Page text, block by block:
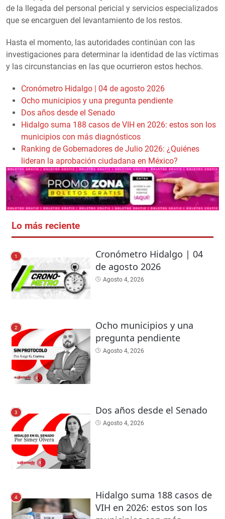
de la llegada del personal pericial y servicios especializados
que se encarguen del levantamiento de los restos.
Hasta el momento, las autoridades continúan con las
investigaciones para determinar la identidad de las víctimas
y las circunstancias en las que ocurrieron estos hechos.
Cronómetro Hidalgo | 04 de agosto 2026
Ocho municipios y una pregunta pendiente
Dos años desde el Senado
Hidalgo suma 188 casos de VIH en 2026: estos son los
municipios con más diagnósticos
Ranking de Gobernadores de Julio 2026: ¿Quiénes
lideran la aprobación ciudadana en México?
Lo más reciente
1
Cronómetro Hidalgo | 04
de agosto 2026
Agosto 4, 2026
2
Ocho municipios y una
pregunta pendiente
Agosto 4, 2026
3 Dos años desde el Senado
Agosto 4, 2026
4
Hidalgo suma 188 casos de
VIH en 2026: estos son los